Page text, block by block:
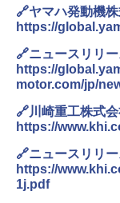
🔗ヤマハ発動機
https://
🔗ニュースリリ
https://
motor.com/jp/
🔗川崎重工株式
https://
🔗ニュースリリー
https://
1j.pdf